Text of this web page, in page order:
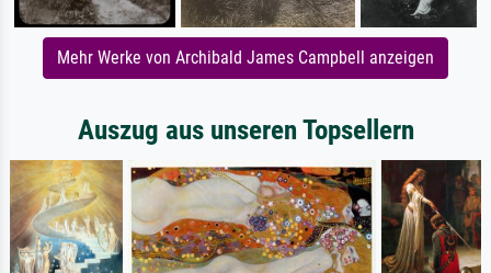
Mehr Werke von Archibald James Campbell anzeigen
Auszug aus unseren Topsellern